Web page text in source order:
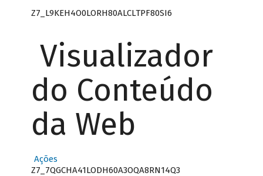
Z7_L9KEH4O0LORH80ALCLTPF80SI6
Visualizador
do Conteúdo
da Web
Ações
Z7_7QGCHA41LODH60A3OQA8RN14Q3